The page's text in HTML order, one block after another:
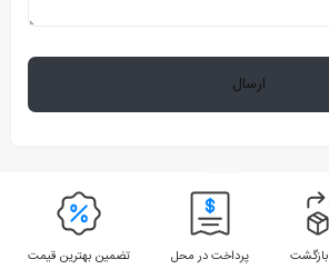
پرداخت در محل تضمین بهترین قیمت